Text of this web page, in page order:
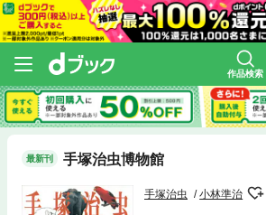
作品検索
最新刊 手塚治虫博物館
手塚治虫 小林準治